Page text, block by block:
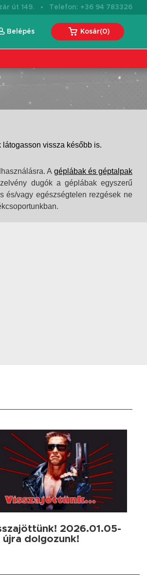
út 149. · Telefon: +36 94 783326
Belépés Kosár(0)
vissza később is.
A géplábak és géptalpak
dugók a géplábak egyszerű
és/vagy egészségtelen rezgések ne
2026.01.05-
újra dolgozunk!